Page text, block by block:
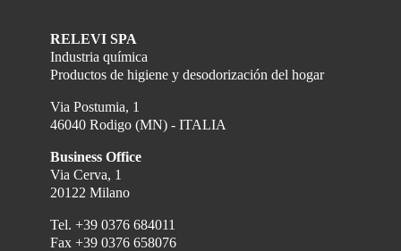
RELEVI SPA
Industria química
Productos de higiene y desodorización del hogar
Via Postumia, 1
46040 Rodigo (MN) - ITALIA
Business Office
Via Cerva, 1
20122 Milano
Tel. +39 0376 684011
Fax +39 0376 658076